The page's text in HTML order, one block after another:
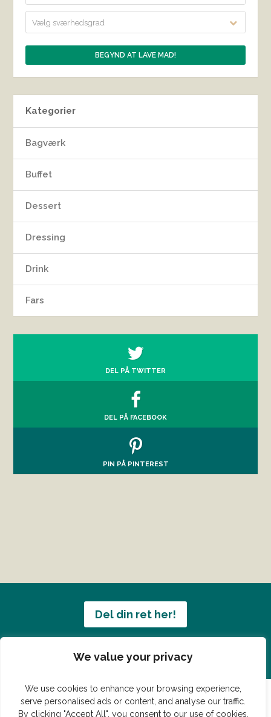
We value your privacy
We use cookies to enhance your browsing experience,
serve personalised ads or content, and analyse our traffic.
By clicking "Accept All", you consent to our use of cookies.
Vælg sværhedsgrad
Kategorier
Bagværk
Buffet
Dessert
Dressing
Drink
Fars
DEL PÅ TWITTER
DEL PÅ FACEBOOK
PIN PÅ PINTEREST
Del din ret her!
Har du en konge ret du vil dele?